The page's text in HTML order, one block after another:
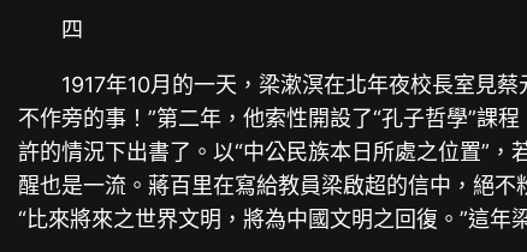
四
1917年10月的一天，梁漱溟在北年夜校長室見
不作旁的事！”第二年，他索性開設了“孔子哲學”課
許的情況下出書了。以“中公民族本日所處之位置”
醒也是一流。蔣百里在寫給教員梁啟超的信中，絕
“比來將來之世界文明，將為中國文明之回復。”這